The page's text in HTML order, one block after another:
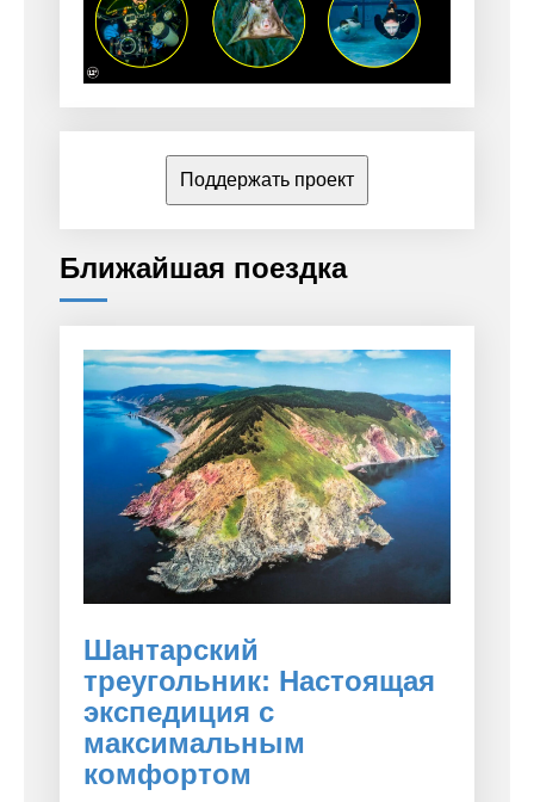
Поддержать проект
Ближайшая поездка
Шантарский
треугольник: Настоящая
экспедиция с
максимальным
комфортом